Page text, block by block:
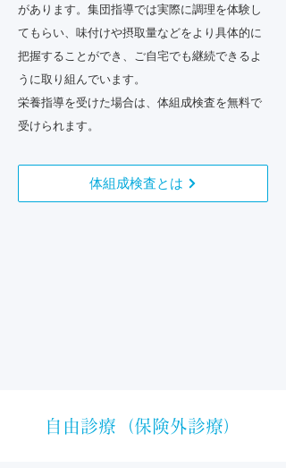
があります。集団指導では実際に調理を体験し
てもらい、味付けや摂取量などをより具体的に
把握することができ、ご自宅でも継続できるよ
うに取り組んでいます。
栄養指導を受けた場合は、体組成検査を無料で
受けられます。
体組成検査とは
自由診療（保険外診療）